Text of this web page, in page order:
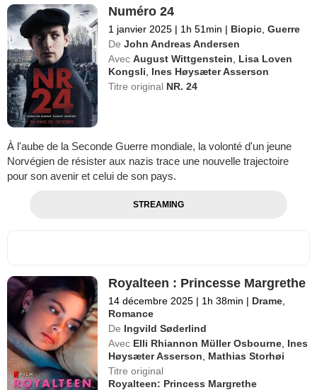
Numéro 24
1 janvier 2025 | 1h 51min | Biopic ,Guerre
De John Andreas Andersen
Avec August Wittgenstein
Lisa Loven
Kongsli
Ines Høysæter Asserson
Titre original NR. 24
À l'aube de la Seconde Guerre mondiale, la volonté d'un jeune
Norvégien de résister aux nazis trace une nouvelle trajectoire
pour son avenir et celui de son pays.
STREAMING
Royalteen : Princesse Margrethe
14 décembre 2025 | 1h 38min | Drame
Romance
De Ingvild Søderlind
Avec Elli Rhiannon Müller Osbourne Ines
Høysæter Asserson
Mathias Storhøi
Titre original
Royalteen: Princess Margrethe